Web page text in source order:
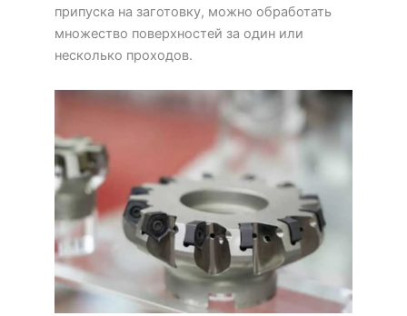
припуска на заготовку, можно обработать
множество поверхностей за один или
несколько проходов.